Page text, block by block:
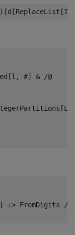
#] & /@
:> FromDigits /